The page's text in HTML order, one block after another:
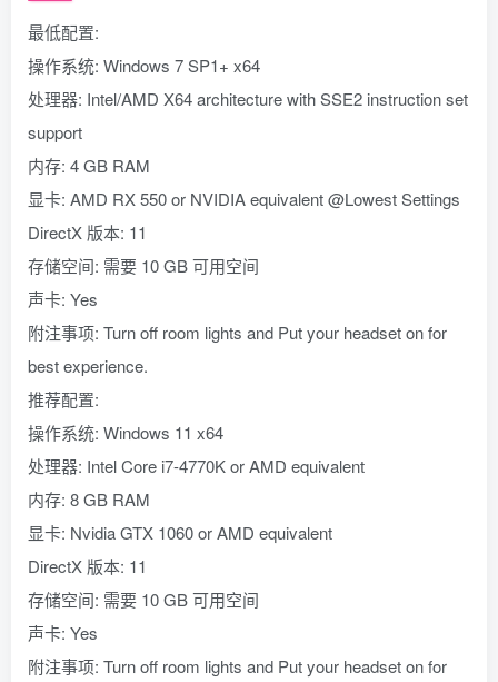
最低配置:
操作系统: Windows 7 SP1+ x64
处理器: Intel/AMD X64 architecture with SSE2 instruction set
support
内存: 4 GB RAM
显卡: AMD RX 550 or NVIDIA equivalent @Lowest Settings
DirectX 版本: 11
存储空间: 需要 10 GB 可用空间
声卡: Yes
附注事项: Turn off room lights and Put your headset on for
best experience.
推荐配置:
操作系统: Windows 11 x64
处理器: Intel Core i7-4770K or AMD equivalent
内存: 8 GB RAM
显卡: Nvidia GTX 1060 or AMD equivalent
DirectX 版本: 11
存储空间: 需要 10 GB 可用空间
声卡: Yes
附注事项: Turn off room lights and Put your headset on for